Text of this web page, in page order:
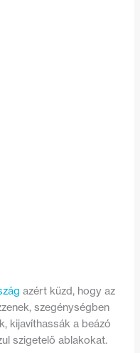
azért küzd, hogy az
szegénységben
kijavíthassák a beázó
szigetelő ablakokat.